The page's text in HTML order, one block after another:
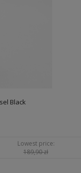
Black
Lowest price:
189,90 zł